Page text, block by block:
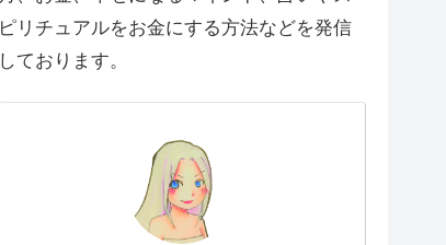
ピリチュアルをお金にする方法などを発信
しております。